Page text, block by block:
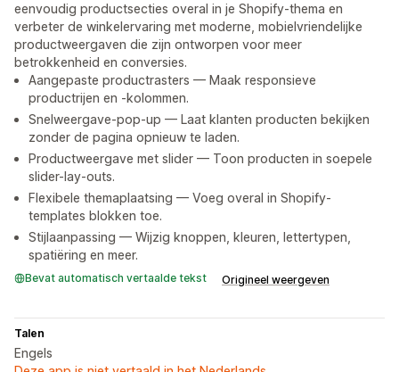
eenvoudig productsecties overal in je Shopify-thema en
verbeter de winkelervaring met moderne, mobielvriendelijke
productweergaven die zijn ontworpen voor meer
betrokkenheid en conversies.
Aangepaste productrasters — Maak responsieve
productrijen en -kolommen.
Snelweergave-pop-up — Laat klanten producten bekijken
zonder de pagina opnieuw te laden.
Productweergave met slider — Toon producten in soepele
slider-lay-outs.
Flexibele themaplaatsing — Voeg overal in Shopify-
templates blokken toe.
Stijlaanpassing — Wijzig knoppen, kleuren, lettertypen,
spatiëring en meer.
Bevat automatisch vertaalde tekst Origineel weergeven
Talen
Engels